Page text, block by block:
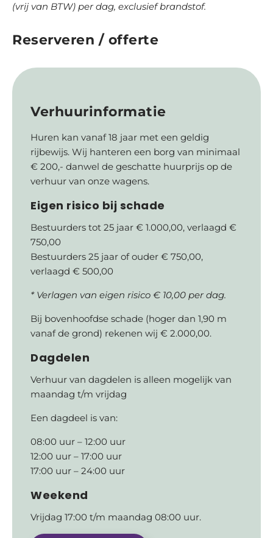
Verhuurinformatie
Huren kan vanaf 18 jaar met een geldig
rijbewijs. Wij hanteren een borg van minimaal
€ 200,- danwel de geschatte huurprijs op de
verhuur van onze wagens.
Eigen risico bij schade
Bestuurders tot 25 jaar € 1.000,00, verlaagd €
750,00
Bestuurders 25 jaar of ouder € 750,00,
verlaagd € 500,00
* Verlagen van eigen risico € 10,00 per dag.
Bij bovenhoofdse schade (hoger dan 1,90 m
vanaf de grond) rekenen wij € 2.000,00.
Dagdelen
Verhuur van dagdelen is alleen mogelijk van
maandag t/m vrijdag
Een dagdeel is van:
08:00 uur – 12:00 uur
12:00 uur – 17:00 uur
17:00 uur – 24:00 uur
Weekend
Vrijdag 17:00 t/m maandag 08:00 uur.
(vrij van BTW) per dag, exclusief brandstof.
Reserveren / offerte